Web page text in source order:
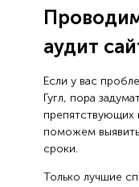
аудит
Если у вас
Гугл, пора
поможем
сроки.
Только лучшие